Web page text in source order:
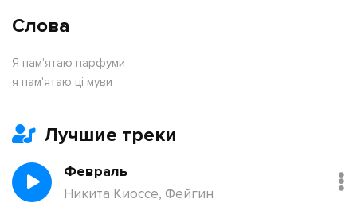
Слова
Я пам'ятаю парфуми
я пам'ятаю ці муви
Лучшие треки
Февраль
Никита Киоссе, Фейгин